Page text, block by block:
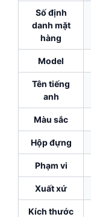
Số định
danh mặt
hàng
Model
Tên tiếng
anh
Màu sắc
Hộp đựng
Phạm vi
Xuất xứ
Kích thước